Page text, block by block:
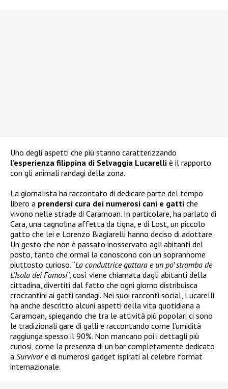
Uno degli aspetti che più stanno caratterizzando
l’esperienza filippina di Selvaggia Lucarelli è il rapporto
con gli animali randagi della zona.
La giornalista ha raccontato di dedicare parte del tempo
libero a prendersi cura dei numerosi cani e gatti che
vivono nelle strade di Caramoan. In particolare, ha parlato di
Cara, una cagnolina affetta da tigna, e di Lost, un piccolo
gatto che lei e Lorenzo Biagiarelli hanno deciso di adottare.
Un gesto che non è passato inosservato agli abitanti del
posto, tanto che ormai la conoscono con un soprannome
piuttosto curioso. “La conduttrice gattara e un po’ stramba de
L’Isola dei Famosi“, così viene chiamata dagli abitanti della
cittadina, divertiti dal fatto che ogni giorno distribuisca
croccantini ai gatti randagi. Nei suoi racconti social, Lucarelli
ha anche descritto alcuni aspetti della vita quotidiana a
Caramoan, spiegando che tra le attività più popolari ci sono
le tradizionali gare di galli e raccontando come l’umidità
raggiunga spesso il 90%. Non mancano poi i dettagli più
curiosi, come la presenza di un bar completamente dedicato
a Survivore di numerosi gadget ispirati al celebre format
internazionale.